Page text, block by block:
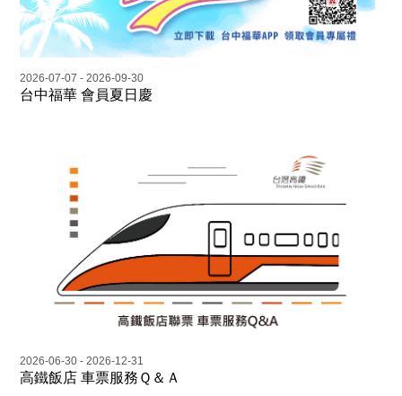
2026-07-07 - 2026-09-30
台中福華 會員夏日慶
2026-06-30 - 2026-12-31
高鐵飯店 車票服務Ｑ＆Ａ